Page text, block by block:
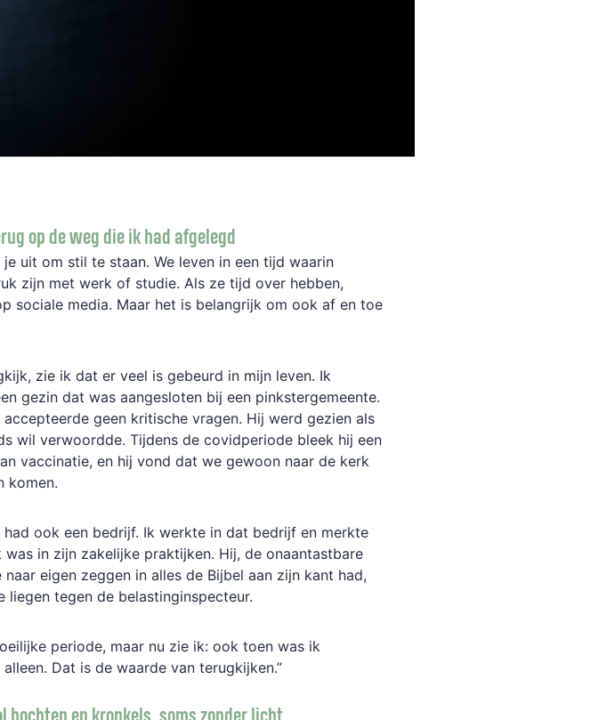
op de weg die ik had afgelegd
uit om stil te staan. We leven in een tijd waarin
zijn met werk of studie. Als ze tijd over hebben,
sociale media. Maar het is belangrijk om ook af en toe
zie ik dat er veel is gebeurd in mijn leven. Ik
gezin dat was aangesloten bij een pinkstergemeente.
geen kritische vragen. Hij werd gezien als
wil verwoordde. Tijdens de covidperiode bleek hij een
vaccinatie, en hij vond dat we gewoon naar de kerk
komen.
had ook een bedrijf. Ik werkte in dat bedrijf en merkte
in zijn zakelijke praktijken. Hij, de onaantastbare
eigen zeggen in alles de Bijbel aan zijn kant had,
liegen tegen de belastinginspecteur.
periode, maar nu zie ik: ook toen was ik
Dat is de waarde van terugkijken.”